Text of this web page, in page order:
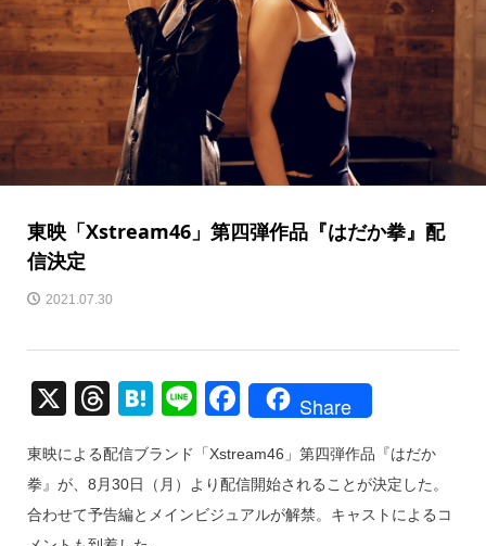
東映「Xstream46」第四弾作品『はだか拳』配
信決定
2021.07.30
X
T
e
a
d
H
e
n
Li
e
F
c
e
Share
東映による配信ブランド「Xstream46」第四弾作品『はだか
拳』が、8月30日（月）より配信開始されることが決定した。
合わせて予告編とメインビジュアルが解禁。キャストによるコ